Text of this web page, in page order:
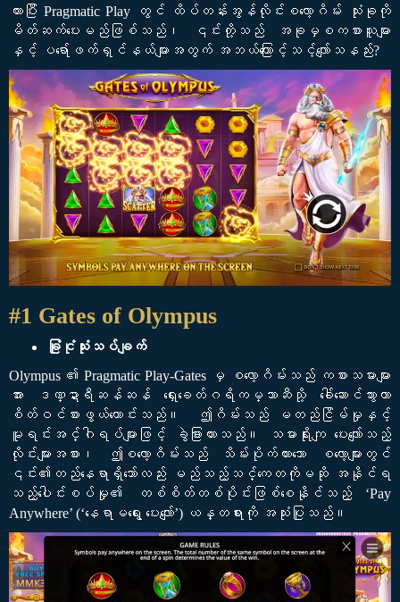
ထားပြီး Pragmatic Play တွင် ထိပ်တန်းအွန်လိုင်းစလော့ဂိမ်း သုံးခုကို
မိတ်ဆက်ပေးမည်ဖြစ်သည်၊ ၎င်းတို့သည် အခုမှစကစားသူများ
နှင့် ပရော်ဖက်ရှင်နယ်များအတွက် အဘယ်ကြောင့်သင့်လျော်သနည်း?
#1 Gates of Olympus
ခြုံငုံသုံးသပ်ချက်
Olympus ၏ Pragmatic Play-Gates မှ စလော့ဂိမ်းသည် ကစားသမားများ
အား ဒဏ္ဍာရီဆန်ဆန် ရှေးခေတ်ဂရိကမ္ဘာဆီသို့ ခေါ်ဆောင်သွားကာ
စိတ်ဝင်စားဖွယ်ကောင်းသည်။ ဤဂိမ်းသည် မတည်ငြိမ်မှုနှင့်
မူရင်းအင်္ဂါရပ်များဖြင့် ခွဲခြားထားသည်။ သမားရိုးကျ ပေးလျော်သည့်
လိုင်းများအစား၊ ဤစလော့ဂိမ်းသည် သိမ်းပိုက်ထားသော စလော့များတွင်
၎င်း၏တည်နေရာရှိသော်လည်း မည်သည့်သင်္ကေတကိုမဆို အနိုင်ရ
သည့်ပေါင်းစပ်မှု၏ တစ်စိတ်တစ်ပိုင်းဖြစ်စေနိုင်သည့် ‘Pay
Anywhere’ (‘နေရာမရွေး ပေးလျော်’) ယန္တရားကို အသုံးပြုသည်။